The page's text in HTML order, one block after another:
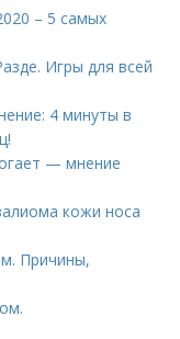
– 5 самых
Игры для всей
4 минуты в
— мнение
кожи носа
Причины,